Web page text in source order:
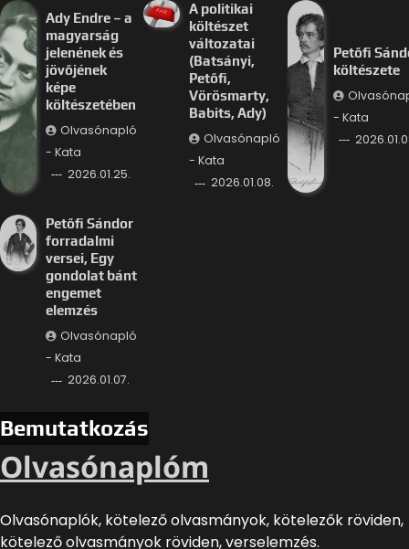
Ady Endre – a
magyarság
jelenének és
jövőjének
képe
költészetében
Olvasónapló
- Kata
2026.01.25.
A politikai
költészet
változatai
(Batsányi,
Petőfi,
Vörösmarty,
Babits, Ady)
Olvasónapló
- Kata
2026.01.08.
Petőfi
költészete
- Kata
Petőfi Sándor
forradalmi
versei, Egy
gondolat bánt
engemet
elemzés
Olvasónapló
- Kata
2026.01.07.
Bemutatkozás
Olvasónaplóm
Olvasónaplók, kötelező olvasmányok, kötelezők röviden,
kötelező olvasmányok röviden, verselemzés.